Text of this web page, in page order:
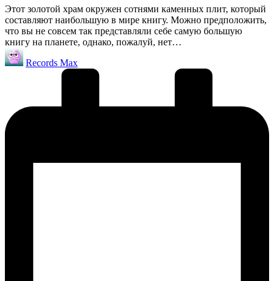
Этот золотой храм окружен сотнями каменных плит, который
составляют наибольшую в мире книгу. Можно предположить,
что вы не совсем так представляли себе самую большую
книгу на планете, однако, пожалуй, нет…
Запись
от
Records Max